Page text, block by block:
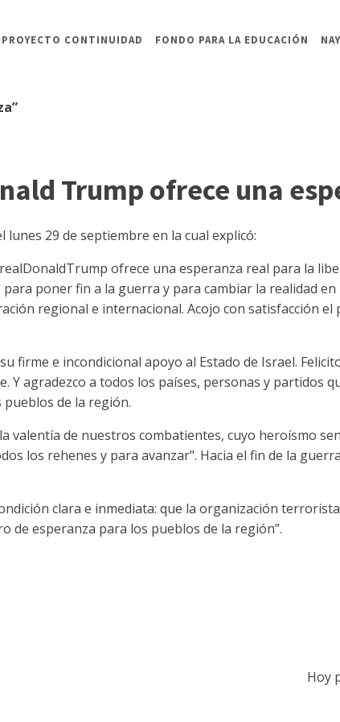
PROYECTO CONTINUIDAD FONDO PARA LA EDUCACIÓN
Trump ofrece una
29 de septiembre en la cual explicó:
ofrece una esperanza real para la
poner fin a la guerra y para cambiar la realidad en
regional e internacional. Acojo con satisfacción el
firme e incondicional apoyo al Estado de Israel.
agradezco a todos los países, personas y partidos
de la región.
valentía de nuestros combatientes, cuyo heroísmo
los rehenes y para avanzar". Hacia el fin de la
clara e inmediata: que la organización
esperanza para los pueblos de la región”.
Hoy